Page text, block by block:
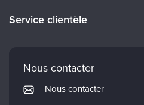
Carrières
Therapist.com
Service clientèle
FAQ
Mon compte
Nous contacter
Nous contacter